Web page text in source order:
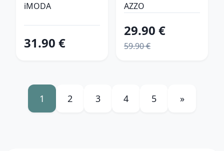
iMODA
31.90 €
AZZO
29.90 €
59.90 €
1 2 3 4 5 »